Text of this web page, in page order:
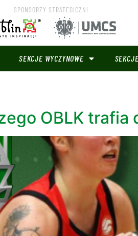
SPONSORZY STRATEGICZNI
SEKCJE WYCZYNOWE
OBLK trafia